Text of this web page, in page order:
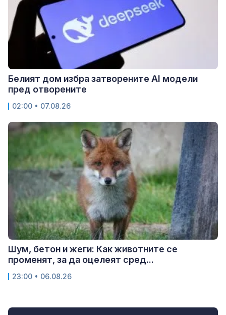
Белият дом избра затворените AI модели
пред отворените
02:00 • 07.08.26
Шум, бетон и жеги: Как животните се
променят, за да оцелеят сред...
23:00 • 06.08.26